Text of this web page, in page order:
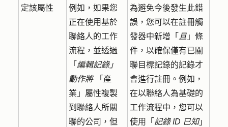
定該屬性
例如，如果您
正在使用基於
聯絡人的工作
流程，並透過
「 編輯記錄」
動作將
「產
業」屬性複製
到聯絡人所關
聯的公司，但
為避免今後發生此錯
誤，您可以在註冊觸
發器中新增「 且 」條
件，以確保僅有已關
聯目標記錄的記錄才
會進行註冊。例如，
在以聯絡人為基礎的
工作流程中，您可以
使用「 記錄 ID 已知」